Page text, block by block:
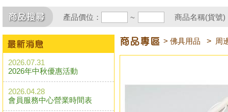
產品價位： ~ 商品名稱(貨號
2026.07.31
2026年中秋優惠活動
2026.04.28
會員服務中心營業時間表
> 佛具用品 > 周